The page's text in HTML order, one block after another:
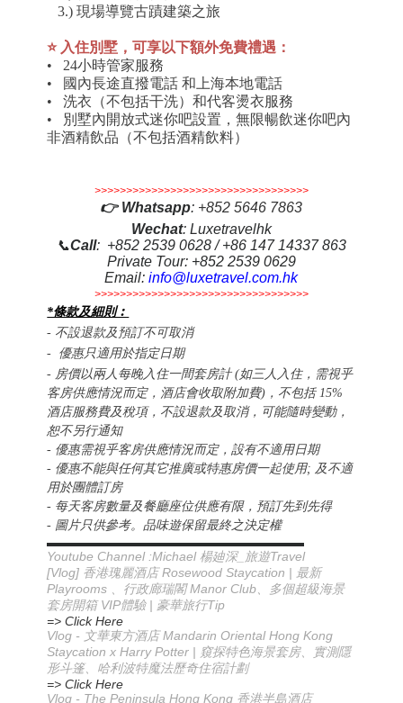
3.) 現場導覽古蹟建築之旅
⭐ 入住別墅，可享以下額外免費禮遇：
• 24小時管家服務
• 國內長途直撥電話 和上海本地電話
• 洗衣（不包括干洗）和代客燙衣服務
• 別墅內開放式迷你吧設置，無限暢飲迷你吧內
非酒精飲品（不包括酒精飲料）
>>>>>>>>>>>>>>>>>>>>>>>>>>>>>>>>>>
👉Whatsapp: +852 5646 7863
Wechat: Luxetravelhk
📞Call: +852 2539 0628 / +86 147 14337 863
Private Tour: +852 2539 0629
Email:info@luxetravel.com.hk
>>>>>>>>>>>>>>>>>>>>>>>>>>>>>>>>>>
*條款及細則︰
- 不設退款及預訂不可取消
- 優惠只適用於指定日期
- 房價以兩人每晚入住一間套房計 (如三人入住，需視乎
客房供應情況而定，酒店會收取附加費)，不包括 15%
酒店服務費及稅項，不設退款及取消，可能隨時變動，
恕不另行通知
- 優惠需視乎客房供應情況而定，設有不適用日期
- 優惠不能與任何其它推廣或特惠房價一起使用; 及不適
用於團體訂房
- 每天客房數量及餐廳座位供應有限，預訂先到先得
- 圖片只供參考。品味遊保留最終之決定權
▬▬▬▬▬▬▬▬▬▬▬▬▬▬▬▬▬▬▬▬▬▬
Youtube Channel :Michael 楊廸深_ 旅遊Travel
[Vlog] 香港瑰麗酒店 Rosewood Staycation | 最新
Playrooms 、行政廊瑞閣 Manor Club、多個超級海景
套房開箱 VIP體驗 | 豪華旅行Tip
=> Click Here
Vlog - 文華東方酒店Mandarin Oriental Hong Kong
Staycation x Harry Potter | 窺探特色海景套房、實測隱
形斗篷、哈利波特魔法歷奇住宿計劃
=> Click Here
Vlog - The Peninsula Hong Kong 香港半島酒店